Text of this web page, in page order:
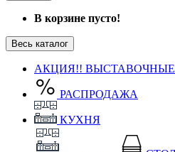
В корзине пусто!
Весь каталог
АКЦИЯ!! ВЫСТАВОЧНЫЕ
РАСПРОДАЖА
КУХНЯ